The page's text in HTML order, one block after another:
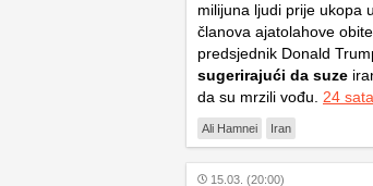
milijuna ljudi prije ukopa
članova ajatolahove
predsjednik Donald
sugerirajući da suze
da su mrzili vođu. 24 sata
Ali Hamnei Iran
15.03. (20:00)